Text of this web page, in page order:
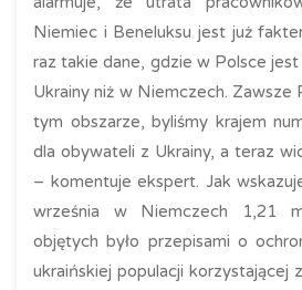
Niemiec i Beneluksu jest już
raz takie dane, gdzie w Polsce
Ukrainy niż w Niemczech. Zawsze
tym obszarze, byliśmy krajem
dla obywateli z Ukrainy, a teraz
– komentuje ekspert. Jak
września w Niemczech 1,21
objętych było przepisami o
ukraińskiej populacji korzystającej